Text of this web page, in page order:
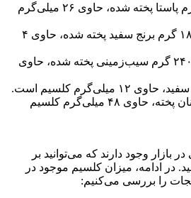
پاستا پخته شده: هر ۱۸۰ گرم پاستا پخته شده، حاوی ۲۶ میلی‌گرم
برنج سفید پخته شده: هر ۱۸۰ گرم برنج سفید پخته شده، حاوی ۴
سیب‌زمینی پخته شده: هر ۲۴۰ گرم سیب‌زمینی پخته شده، حاوی
نان پخته شده: هر ۶۰ گرم نان پخته، حاوی ۴۸ میلی‌گرم کلسیم
بازار وجود دارند که می‌توانید بر
در ادامه، میزان کلسیم موجود در
را بررسی می‌کنیم: